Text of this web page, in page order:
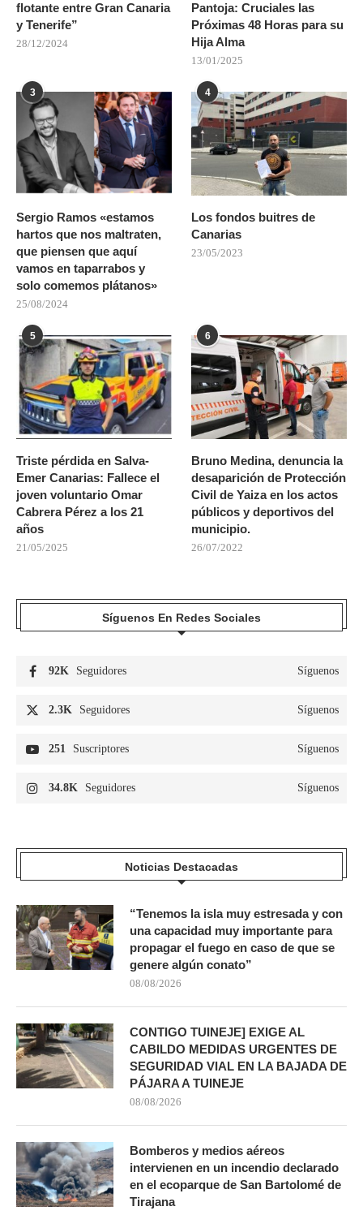
flotante entre Gran Canaria
y Tenerife”
28/12/2024
Pantoja: Cruciales las
Próximas 48 Horas para su
Hija Alma
13/01/2025
3
Sergio Ramos «estamos
hartos que nos maltraten,
que piensen que aquí
vamos en taparrabos y
solo comemos plátanos»
25/08/2024
4
Los fondos buitres de
Canarias
23/05/2023
5
Triste pérdida en Salva-
Emer Canarias: Fallece el
joven voluntario Omar
Cabrera Pérez a los 21
años
21/05/2025
6
Bruno Medina, denuncia la
desaparición de Protección
Civil de Yaiza en los actos
públicos y deportivos del
municipio.
26/07/2022
Síguenos En Redes Sociales
92K Seguidores Síguenos
2.3K Seguidores Síguenos
251 Suscriptores Síguenos
34.8K Seguidores Síguenos
Noticias Destacadas
“Tenemos la isla muy estresada y con
una capacidad muy importante para
propagar el fuego en caso de que se
genere algún conato”
08/08/2026
CONTIGO TUINEJE] EXIGE AL
CABILDO MEDIDAS URGENTES DE
SEGURIDAD VIAL EN LA BAJADA DE
PÁJARA A TUINEJE
08/08/2026
Bomberos y medios aéreos
intervienen en un incendio declarado
en el ecoparque de San Bartolomé de
Tirajana